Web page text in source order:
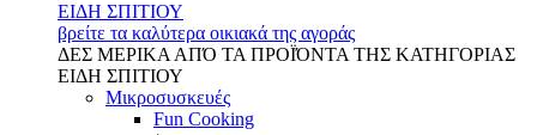
ΕΙΔΗ ΣΠΙΤΙΟΥ
βρείτε τα καλύτερα οικιακά της αγοράς
ΔΕΣ ΜΕΡΙΚΑ ΑΠΌ ΤΑ ΠΡΟΪΌΝΤΑ ΤΗΣ ΚΑΤΗΓΟΡΙΑΣ
ΕΙΔΗ ΣΠΙΤΙΟΥ
Μικροσυσκευές
Fun Cooking